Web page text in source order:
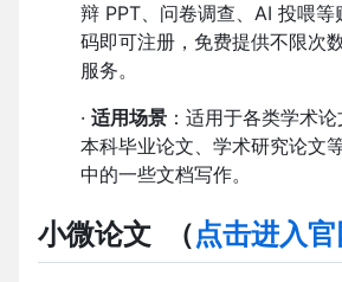
辩 PPT、问卷调查、AI 投喂等
码即可注册，免费提供不限次
服务。
· 适用场景 ：适用于各类学术
本科毕业论文、学术研究论文
中的一些文档写作。
小微论文 （点击进入官